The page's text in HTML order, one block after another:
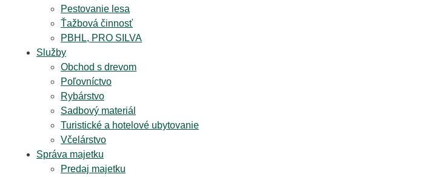
Pestovanie lesa
Ťažbová činnosť
PBHL, PRO SILVA
Služby
Obchod s drevom
Poľovníctvo
Rybárstvo
Sadbový materiál
Turistické a hotelové ubytovanie
Včelárstvo
Správa majetku
Predaj majetku